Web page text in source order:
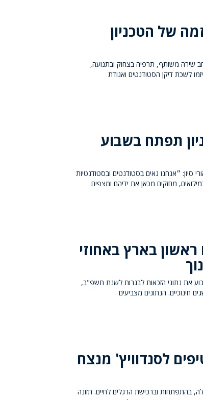
של הטכניון
שירה משותף, תרפיה בצחוק ובתנועה,
לשכת דיקן הסטודנטים ואגודת
תפתח בשבוע
סיון: ״אנחנו גאים בסטודנטים ובסטודנטיות
מחזקים מכאן את ידיהם ומצפים
ראשון בארץ באחוזי
את נתוני הזכאות לבגרות לשנת תשפ"ב,
חינוכיים. הנתונים מצביעים
לסנדוויץ' מנצח
בהתפתחות וברכישת הרגלים לחיים. תזונה